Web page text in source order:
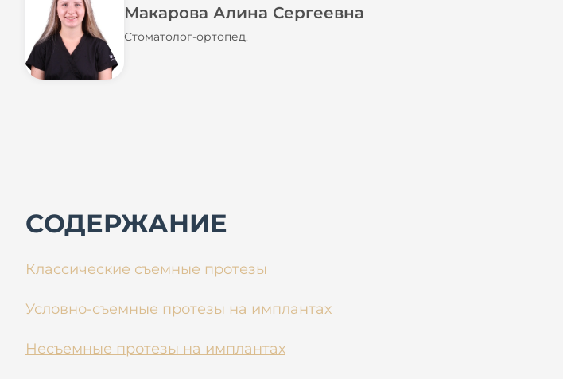
Макарова Алина Сергеевна
Стоматолог-ортопед.
СОДЕРЖАНИЕ
Классические съемные протезы
Условно-съемные протезы на имплантах
Несъемные протезы на имплантах